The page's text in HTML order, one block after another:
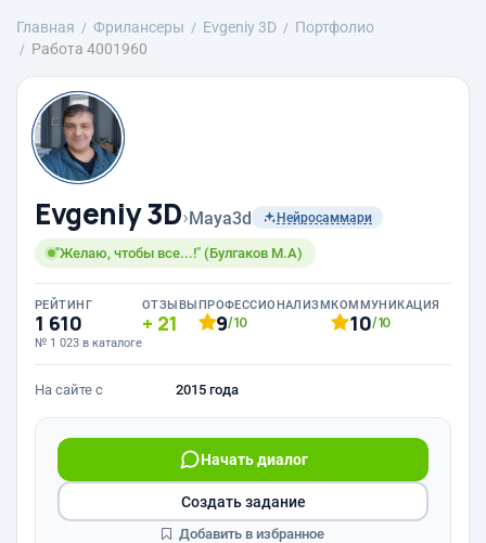
Главная Фрилансеры Evgeniy 3D
Портфолио
Работа 4001960
Evgeniy 3D›Maya3d Нейросаммари
"Желаю, чтобы все...!" (Булгаков М.А)
РЕЙТИНГ
1 610
№ 1 023 в каталоге
ОТЗЫВЫ
21
ПРОФЕССИОНАЛИЗМ
9/10
КОММУНИКАЦИЯ
10/10
На сайте с 2015 года
Начать диалог
Создать задание
Добавить в избранное